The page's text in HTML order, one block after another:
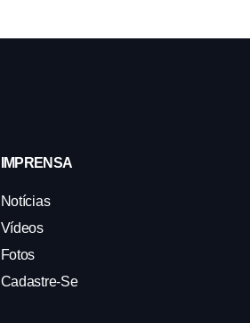
IMPRENSA
Notícias
Vídeos
Fotos
Cadastre-Se